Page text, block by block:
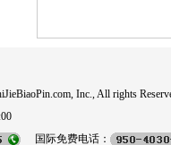
Inc., All rights
国际免费电话：